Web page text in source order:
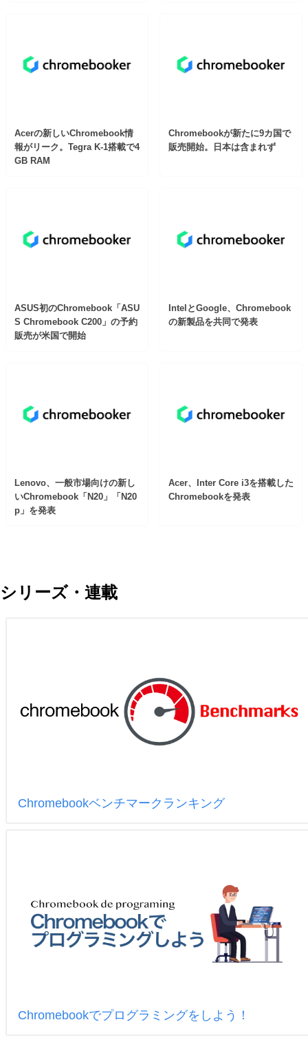
Acerの新しいChromebook情
報がリーク。Tegra K-1搭載で4
GB RAM
Chromebookが新たに9カ国で
販売開始。日本は含まれず
ASUS初のChromebook「ASU
S Chromebook C200」の予約
販売が米国で開始
IntelとGoogle、Chromebook
の新製品を共同で発表
Lenovo、一般市場向けの新し
いChromebook「N20」「N20
p」を発表
Acer、Inter Core i3を搭載した
Chromebookを発表
シリーズ・連載
Chromebookベンチマークランキング
Chromebookでプログラミングをしよう！